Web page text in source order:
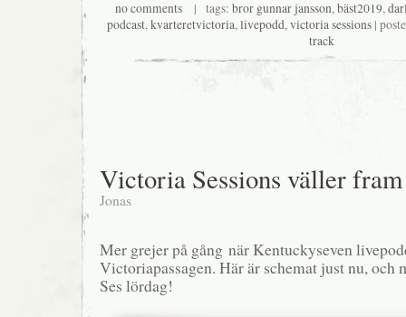
no comments | tags: bror gunnar jansson,bäst2019,
podcast,kvarteretvictoria,livepodd,victoria sessions|
track
Victoria Sessions väller fram
Jonas
Mer grejer på gång när Kentuckyseven
Victoriapassagen. Här är schemat just nu, och
Ses lördag!